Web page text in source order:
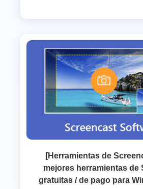
[Herramientas de
mejores herramientas de
gratuitas / de pago para